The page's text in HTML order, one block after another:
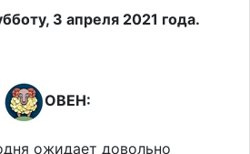
3 апреля 2021 года.
ОВЕН:
ожидает довольно